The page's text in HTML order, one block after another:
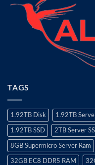
TAGS
1.92TB Disk 1.92TB
1.92TB SSD 2TB Server
8GB Supermicro Server Ram
32GB EC8 DDR5 RAM